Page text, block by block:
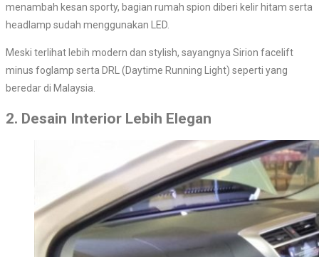
menambah kesan sporty, bagian rumah spion diberi kelir hitam serta
headlamp sudah menggunakan LED.
Meski terlihat lebih modern dan stylish, sayangnya Sirion facelift
minus foglamp serta DRL (Daytime Running Light) seperti yang
beredar di Malaysia.
2. Desain Interior Lebih Elegan